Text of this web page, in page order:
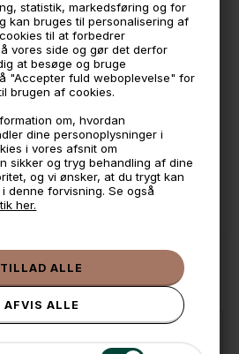
statistik, markedsføring og for
kan bruges til personalisering af
til at forbedrer
vores side og gør det derfor
at besøge og bruge
"Accepter fuld weboplevelse" for
brugen af cookies.
om, hvordan
dine personoplysninger i
i vores afsnit om
sikker og tryg behandling af dine
og vi ønsker, at du trygt kan
i denne forvisning. Se også
her.
samme dag på hverdage
er den på lager
★★★★★
ellers fra 49,- med GLS
(9-12)
(24/7)
IDÉER